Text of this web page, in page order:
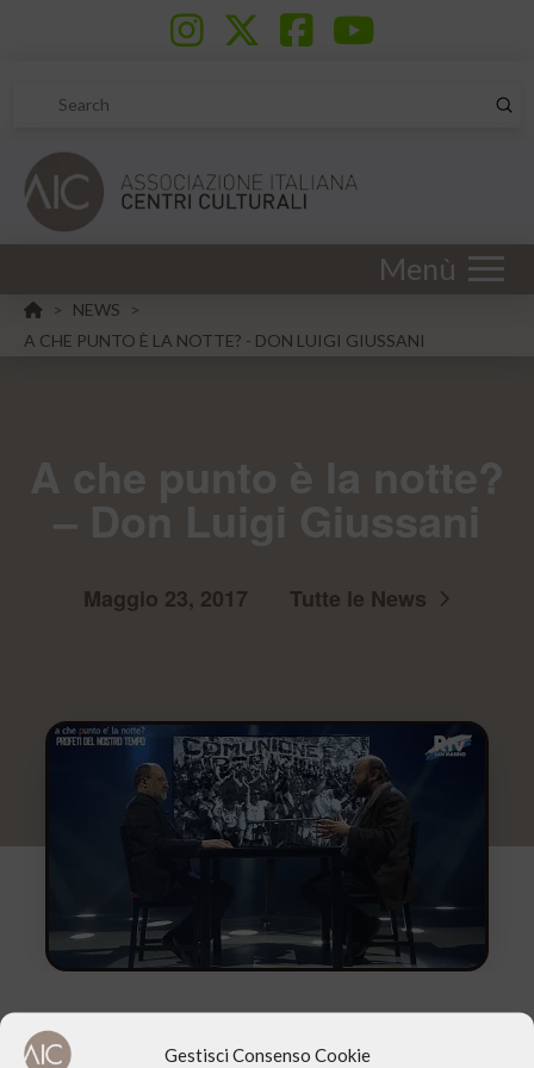
Gestisci Consenso Cookie
Search
Menù
HOME
> NEWS
>
A CHE PUNTO È LA NOTTE? - DON LUIGI GIUSSANI
Maggio 23, 2017 Tutte le News